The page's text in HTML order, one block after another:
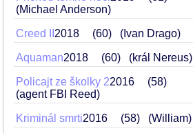
(Michael Anderson)
Creed II 2018 60 (Ivan Drago)
Aquaman2018 60 (král Nereus)
Policajt ze školky 22016
58
(agent FBI Reed)
Kriminál smrti2016 58 (William)